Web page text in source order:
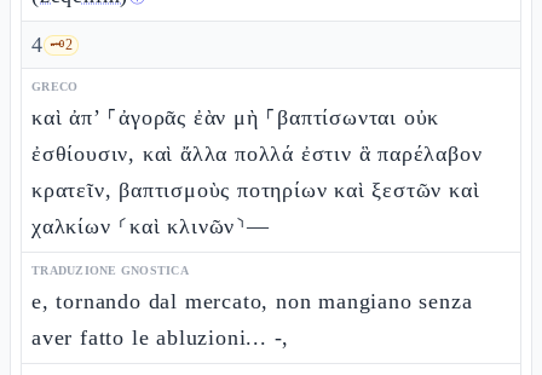
4 🗝️2
GRECO
καὶ ἀπ’ ⸀ἀγορᾶς ἐὰν μὴ ⸀βαπτίσωνται οὐκ
ἐσθίουσιν, καὶ ἄλλα πολλά ἐστιν ἃ παρέλαβον
κρατεῖν, βαπτισμοὺς ποτηρίων καὶ ξεστῶν καὶ
χαλκίων ⸂καὶ κλινῶν⸃—
TRADUZIONE GNOSTICA
e, tornando dal mercato, non mangiano senza
aver fatto le abluzioni... -,